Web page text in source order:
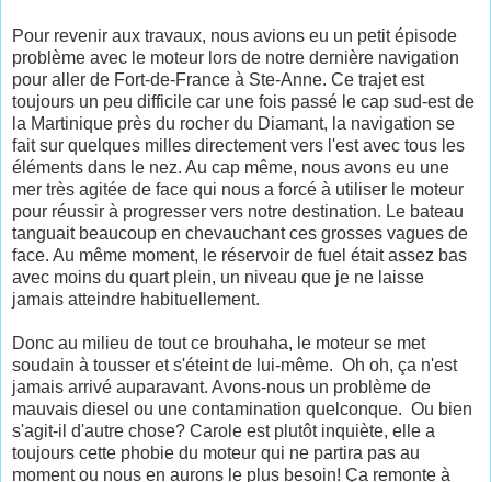
Pour revenir aux travaux, nous avions eu un petit épisode
problème avec le moteur lors de notre dernière navigation
pour aller de Fort-de-France à Ste-Anne. Ce trajet est
toujours un peu difficile car une fois passé le cap sud-est de
la Martinique près du rocher du Diamant, la navigation se
fait sur quelques milles directement vers l'est avec tous les
éléments dans le nez. Au cap même, nous avons eu une
mer très agitée de face qui nous a forcé à utiliser le moteur
pour réussir à progresser vers notre destination. Le bateau
tanguait beaucoup en chevauchant ces grosses vagues de
face. Au même moment, le réservoir de fuel était assez bas
avec moins du quart plein, un niveau que je ne laisse
jamais atteindre habituellement.
Donc au milieu de tout ce brouhaha, le moteur se met
soudain à tousser et s'éteint de lui-même. Oh oh, ça n'est
jamais arrivé auparavant. Avons-nous un problème de
mauvais diesel ou une contamination quelconque. Ou bien
s'agit-il d'autre chose? Carole est plutôt inquiète, elle a
toujours cette phobie du moteur qui ne partira pas au
moment ou nous en aurons le plus besoin! Ça remonte à